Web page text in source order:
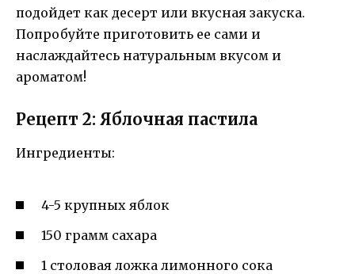
подойдет как десерт или вкусная закуска.
Попробуйте приготовить ее сами и
наслаждайтесь натуральным вкусом и
ароматом!
Рецепт 2: Яблочная пастила
Ингредиенты:
4-5 крупных яблок
150 грамм сахара
1 столовая ложка лимонного сока